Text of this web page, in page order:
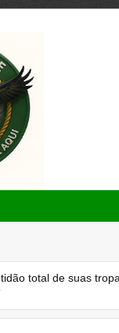
total de suas